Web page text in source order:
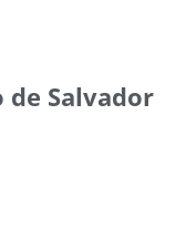
de Salvador